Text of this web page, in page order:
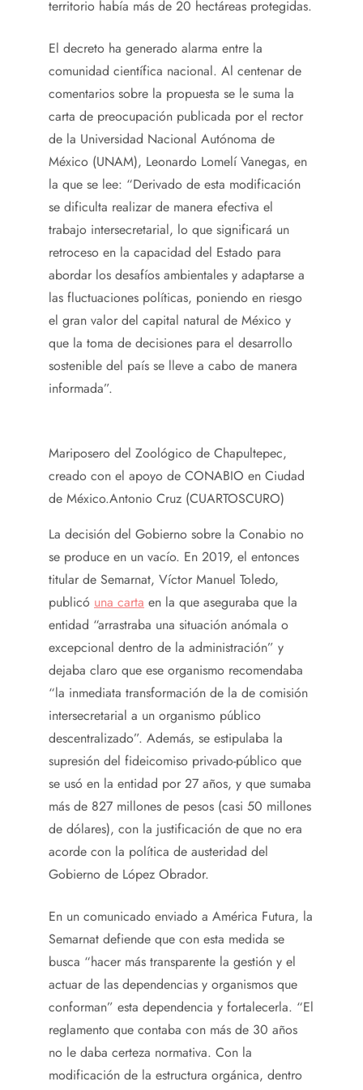
territorio había más de 20 hectáreas protegidas.
El decreto ha generado alarma entre la
comunidad científica nacional. Al centenar de
comentarios sobre la propuesta se le suma la
carta de preocupación publicada por el rector
de la Universidad Nacional Autónoma de
México (UNAM), Leonardo Lomelí Vanegas, en
la que se lee: “Derivado de esta modificación
se dificulta realizar de manera efectiva el
trabajo intersecretarial, lo que significará un
retroceso en la capacidad del Estado para
abordar los desafíos ambientales y adaptarse a
las fluctuaciones políticas, poniendo en riesgo
el gran valor del capital natural de México y
que la toma de decisiones para el desarrollo
sostenible del país se lleve a cabo de manera
informada”.
Mariposero del Zoológico de Chapultepec,
creado con el apoyo de CONABIO en Ciudad
de México.Antonio Cruz (CUARTOSCURO)
La decisión del Gobierno sobre la Conabio no
se produce en un vacío. En 2019, el entonces
titular de Semarnat, Víctor Manuel Toledo,
publicó una carta en la que aseguraba que la
entidad “arrastraba una situación anómala o
excepcional dentro de la administración” y
dejaba claro que ese organismo recomendaba
“la inmediata transformación de la de comisión
intersecretarial a un organismo público
descentralizado”. Además, se estipulaba la
supresión del fideicomiso privado-público que
se usó en la entidad por 27 años, y que sumaba
más de 827 millones de pesos (casi 50 millones
de dólares), con la justificación de que no era
acorde con la política de austeridad del
Gobierno de López Obrador.
En un comunicado enviado a América Futura, la
Semarnat defiende que con esta medida se
busca “hacer más transparente la gestión y el
actuar de las dependencias y organismos que
conforman” esta dependencia y fortalecerla. “El
reglamento que contaba con más de 30 años
no le daba certeza normativa. Con la
modificación de la estructura orgánica, dentro